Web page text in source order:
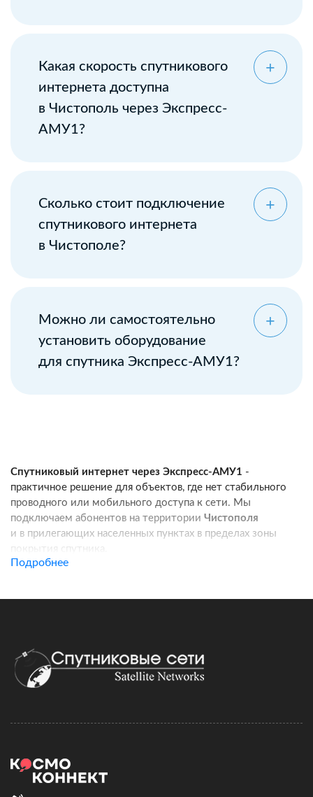
Какая скорость спутникового
интернета доступна
в Чистополь через Экспресс-
АМУ1?
Сколько стоит подключение
спутникового интернета
в Чистополе?
Можно ли самостоятельно
установить оборудование
для спутника Экспресс-АМУ1?
Спутниковый интернет через Экспресс-АМУ1 -
практичное решение для объектов, где нет стабильного
проводного или мобильного доступа к сети. Мы
подключаем абонентов на территории Чистополя
и в прилегающих населенных пунктах в пределах зоны
покрытия спутника.
стабильный доступ в интернет для работы, связи
и онлайн-сервисов.
договора и активацию тарифа. Монтаж можно выполнить
Скорость и стоимость зависят от выбранного тарифного
Подробнее